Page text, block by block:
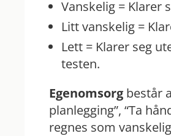
Vanskelig = Klarer
Litt vanskelig =
Lett = Klarer seg
testen.
Egenomsorg består
planlegging”, “Ta
regnes som